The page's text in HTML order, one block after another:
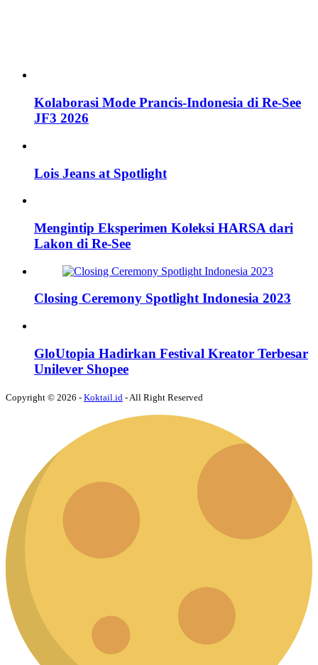
Kolaborasi Mode Prancis-Indonesia di Re-See
JF3 2026
Lois Jeans at Spotlight
Mengintip Eksperimen Koleksi HARSA dari
Lakon di Re-See
Closing Ceremony Spotlight Indonesia 2023
GloUtopia Hadirkan Festival Kreator Terbesar
Unilever Shopee
Copyright © 2026 - Koktail.id - All Right Reserved